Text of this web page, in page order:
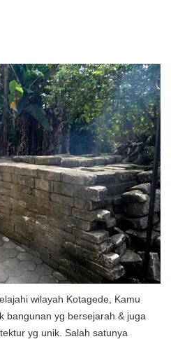
wilayah Kotagede, Kamu
bangunan yg bersejarah & juga
yg unik. Salah satunya